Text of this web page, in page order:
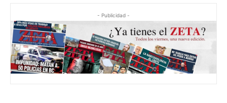
- Publicidad -